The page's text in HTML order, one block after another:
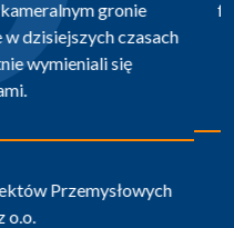
praktyków jest dużym
prelegentów.
Produkcji i Zakupów